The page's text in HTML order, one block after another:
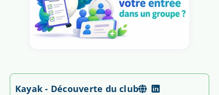
Kayak - Découverte du club